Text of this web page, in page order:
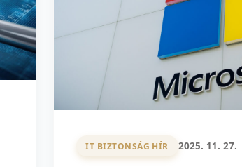
IT BIZTONSÁG HÍR 2025. 11. 27.